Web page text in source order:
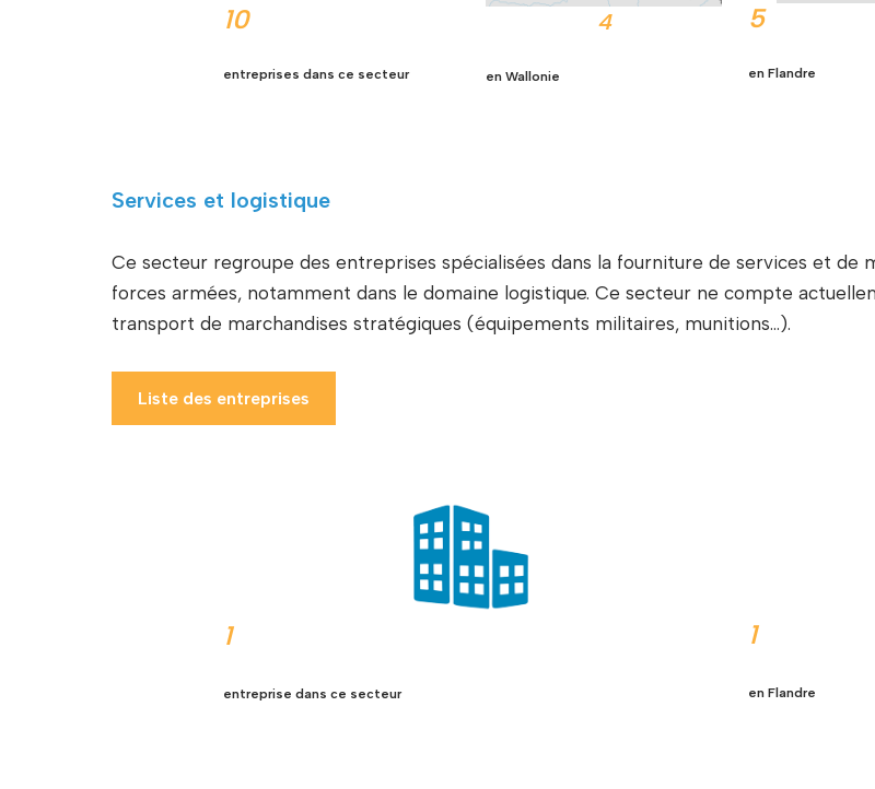
10
entreprises dans ce secteur
4
en Wallonie
5
en Flandre
Services et logistique
Ce secteur regroupe des entreprises spécialisées dans la fourniture de services et de
forces armées, notamment dans le domaine logistique. Ce secteur ne compte
transport de marchandises stratégiques (équipements militaires, munitions…).
Liste des entreprises
1
entreprise dans ce secteur
1
en Flandre